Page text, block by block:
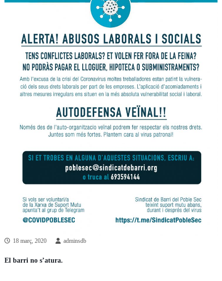
18 març, 2020 adminsdb
El barri no s’atura.